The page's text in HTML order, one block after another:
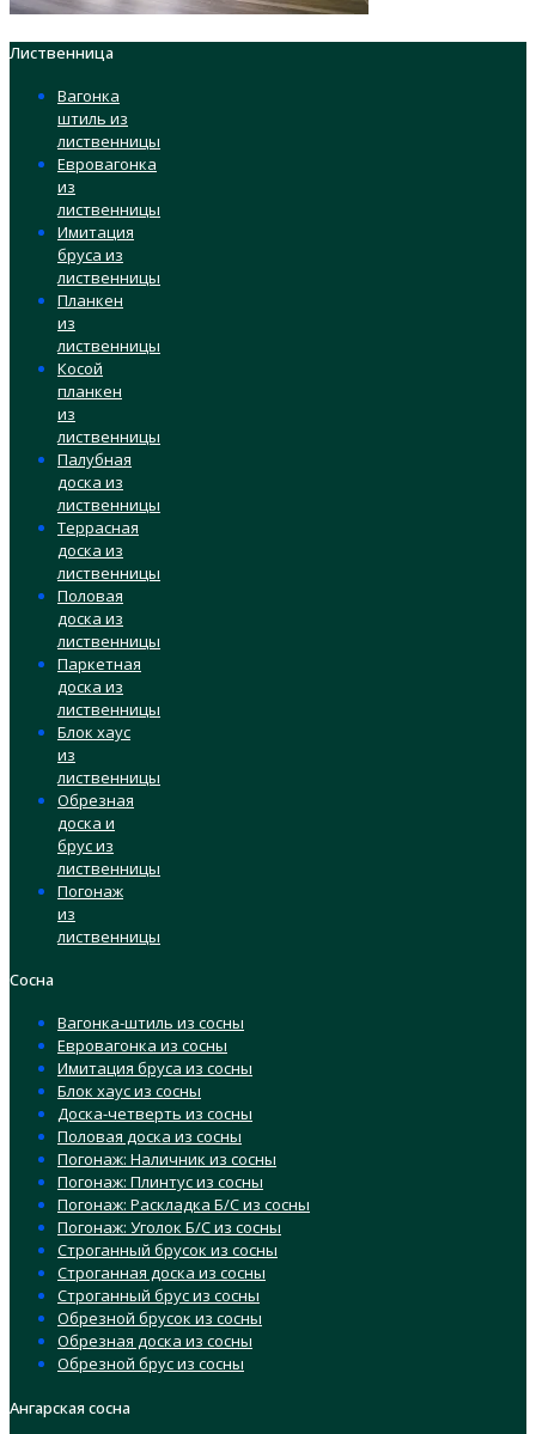
Лиственница
Вагонка
штиль из
лиственницы
Евровагонка
из
лиственницы
Имитация
бруса из
лиственницы
Планкен
из
лиственницы
Косой
планкен
из
лиственницы
Палубная
доска из
лиственницы
Террасная
доска из
лиственницы
Половая
доска из
лиственницы
Паркетная
доска из
лиственницы
Блок хаус
из
лиственницы
Обрезная
доска и
брус из
лиственницы
Погонаж
из
лиственницы
Сосна
Вагонка-штиль из сосны
Евровагонка из сосны
Имитация бруса из сосны
Блок хаус из сосны
Доска-четверть из сосны
Половая доска из сосны
Погонаж: Наличник из сосны
Погонаж: Плинтус из сосны
Погонаж: Раскладка Б/С из сосны
Погонаж: Уголок Б/С из сосны
Строганный брусок из сосны
Строганная доска из сосны
Строганный брус из сосны
Обрезной брусок из сосны
Обрезная доска из сосны
Обрезной брус из сосны
Ангарская сосна